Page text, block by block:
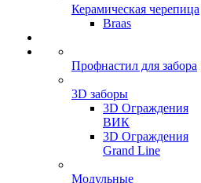
Керамическая черепица
Braas
Профнастил для забора
3D заборы
3D Ограждения
ВИК
3D Ограждения
Grand Line
Модульные